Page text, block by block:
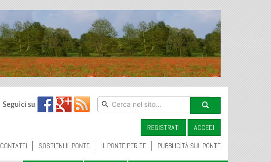
Seguici su
REGISTRATI ACCEDI
CONTATTI SOSTIENI IL PONTE IL PONTE PER TE PUBBLICITÀ SUL PONTE